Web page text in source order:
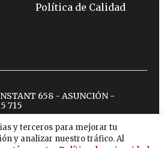
y terceros para mejorar tu
y analizar nuestro tráfico. Al
Política de Calidad
658 - ASUNCIÓN -
715
tiktokyoutubespotify